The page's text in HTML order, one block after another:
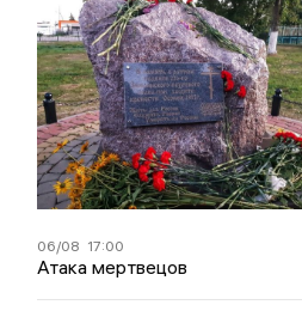
06/08 17:00
Атака мертвецов